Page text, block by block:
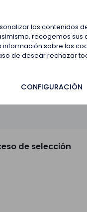
los contenidos
recogemos sus
sobre las
de desear rechazar
CONFIGURACIÓN
de selección